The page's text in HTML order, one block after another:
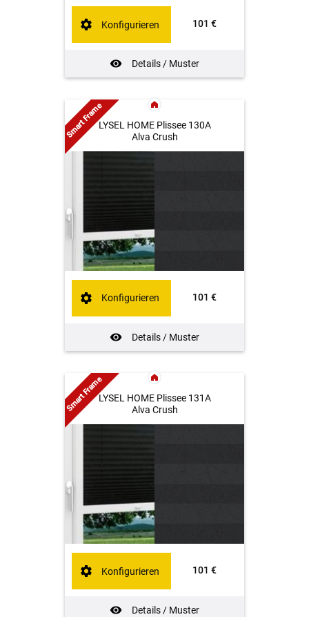
101 €
Details / Muster
Konfigurieren
LYSEL HOME Plissee 130A
Alva Crush
101 €
Details / Muster
Konfigurieren
Smart Frame
LYSEL HOME Plissee 131A
Alva Crush
101 €
Details / Muster
Konfigurieren
Smart Frame